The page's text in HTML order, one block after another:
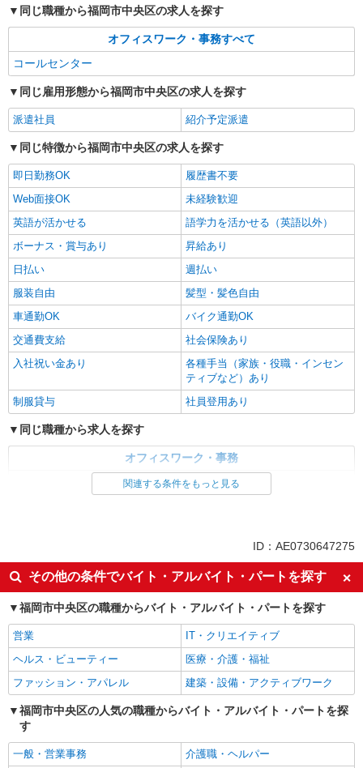
+゜・。○。・゜+゜
キープ
同じ職種から福岡市中央区の求人を探す
オフィスワーク・事務すべて
コールセンター
同じ雇用形態から福岡市中央区の求人を探す
派遣社員 紹介予定派遣
同じ特徴から福岡市中央区の求人を探す
即日勤務OK
履歴書不要
Web面接OK
未経験歓迎
英語が活かせる
語学力を活かせる（英語以外）
ボーナス・賞与あり
昇給あり
日払い
週払い
服装自由
髪型・髪色自由
車通勤OK
バイク通勤OK
交通費支給
社会保険あり
入社祝い金あり
各種手当（家族・役職・インセン
ティブなど）あり
制服貸与
社員登用あり
同じ職種から求人を探す
オフィスワーク・事務
ボーナス・賞与あり
日払い
服装自由
車通勤OK
交通費支給
社会保険あり
社員登用あり
関連する条件をもっと見る
ID：AE0730647275
その他の条件でバイト・アルバイト・パートを探す
福岡市中央区の職種からバイト・アルバイト・パートを探す
営業
IT・クリエイティブ
ヘルス・ビューティー
医療・介護・福祉
ファッション・アパレル
建築・設備・アクティブワーク
福岡市中央区の人気の職種からバイト・アルバイト・パートを探
す
一般・営業事務
介護職・ヘルパー